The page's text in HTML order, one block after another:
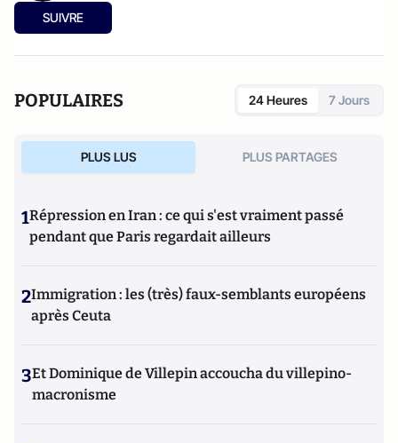
SUIVRE
POPULAIRES 24 Heures 7 Jours
PLUS LUS PLUS PARTAGES
1Répression en Iran : ce qui s'est vraiment passé
pendant que Paris regardait ailleurs
2Immigration : les (très) faux-semblants européens
après Ceuta
3Et Dominique de Villepin accoucha du villepino-
macronisme